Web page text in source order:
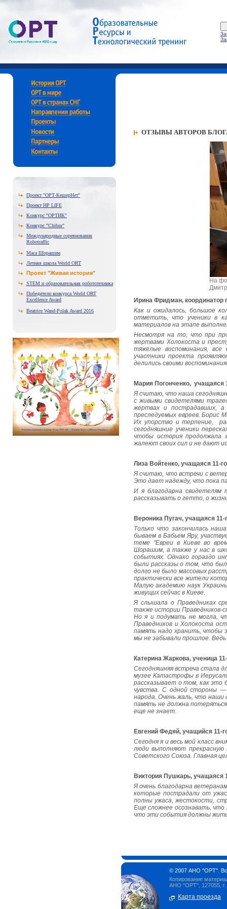
Проект "ОРТ-КешерНет"
Проект HP LIFE
Конкурс "ОРТИК"
Конкурс "Chibur"
Международные соревнования
Robotraffic
Маса Шорашим
Летняя школа World ORT
Проект "Живая история"
STEM и образовательная робототехника
Победители конкурса World ORT
Excellence Award
Beatrice Wand-Polak Award 2016
ОТЗЫВЫ АВТОРОВ
На
Ирина Фридман, координатор
Как и ожидалось, большое
отметить, что ученики в
материалов на этапе
Несмотря на то, что при
жертвами Холокоста и
тяжелые воспоминания, все
участники проекта
делились своими
Мария Погонченко, учащаяся
Я считаю, что наша
с живыми свидетелями
жертвах и пострадавших,
преследуемых евреев. Борис
Их упорство и терпение,
сегодняшние ученики
чтобы история продолжала
жалеют своих сил и не дают
Лиза Войтенко, учащаяся 11-
Я считаю, что встречи с
Это дает надежду, что пока
И я благодарна свидетелям
рассказывать о гетто, о
Вероника Пугач, учащаяся 11-
Только что закончилась
бываем в Бабьем Яру,
теме "Евреи в Киеве во
Шорашим, а также у нас в
событиях. Однако гораздо
были рассказы о том, что
долго не было массовых
практически все жители
Малую академию наук
живущих сейчас в Киеве.
Я слышала о Праведниках
также истории Праведников-
Но я и подумать не могла,
Праведников и Холокоста
память надо хранить, чтобы
мы не забывали прошлое.
Катерина Жаркова, ученица
Сегодняшняя встреча стала
музее Катастрофы в
рассказывает о том, как это
чувства. С одной стороны —
народа. Очень жаль, что наши
память не должна
еще не знает.
Евгений Федяй, учащийся 11-
Сегодня я и весь мой класс
люди выполняют
Советского Союза. Главная
Виктория Пушкарь, учащаяся
Я очень благодарна
которые пострадали от
полны ужаса, жестокости,
Еще сложнее осознавать,
что эти события должны
© 2007 АНО "ОРТ".
Копирование
АНО "ОРТ", 127055, г.
Карта проезда